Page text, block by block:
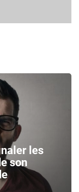
les
son